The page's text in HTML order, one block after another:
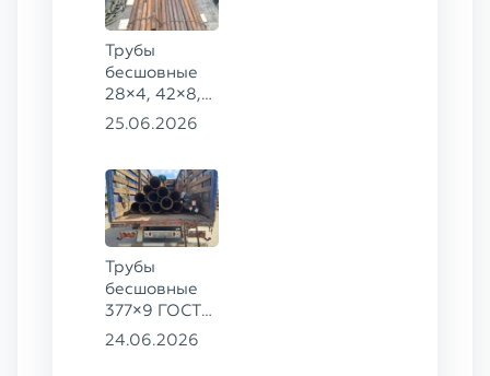
Трубы
бесшовные
28×4, 42×8,
73×14,
20
25.06.2026
Трубы
бесшовные
377×9 ГОСТ
8732-78, ст.
24.06.2026